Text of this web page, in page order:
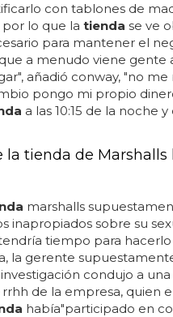
con tablones de
lo que la tienda se ve
para mantener el
a menudo viene gente
añadió conway, "no
pongo mi propio
a las 10:15 de la noche y
la tienda de Marshalls
marshalls
inapropiados sobre su
tiempo para
la gerente
condujo a
de la empresa, quien
había"participado en